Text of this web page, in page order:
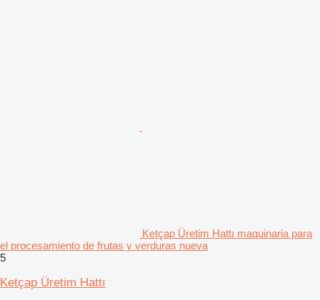
Ketçap Üretim Hattı maquinaria para
el procesamiento de frutas y verduras nueva
5
Ketçap Üretim Hattı